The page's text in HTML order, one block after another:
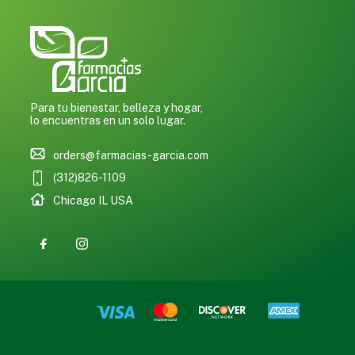
Para tu bienestar, belleza y hogar,
lo encuentras en un solo lugar.
orders@farmacias-garcia.com
(312)826-1109
Chicago IL USA